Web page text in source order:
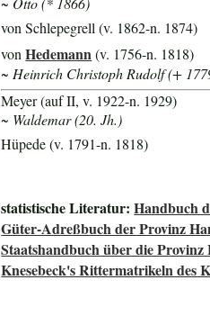
von Schlepegrell (v. 1862-n. 1874)
vonHedemann(v. 1756-n. 1818)
~ Heinrich Christoph Rudolf (+
Meyer (auf II, v. 1922-n. 1929)
~ Waldemar (20. Jh.)
Hüpede (v. 1791-n. 1818)
statistische Literatur:Handbuch
Güter-Adreßbuch der Provinz
Staatshandbuch über die Provinz
Knesebeck's Rittermatrikeln des